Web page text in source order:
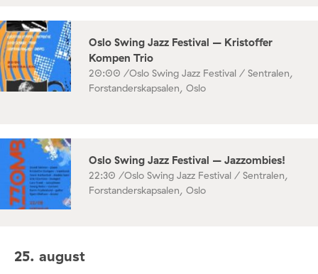
Oslo Swing Jazz Festival – Kristoffer
Kompen Trio
20:00 /Oslo Swing Jazz Festival / Sentralen,
Forstanderskapsalen, Oslo
Oslo Swing Jazz Festival – Jazzombies!
22:30 /Oslo Swing Jazz Festival / Sentralen,
Forstanderskapsalen, Oslo
25. august